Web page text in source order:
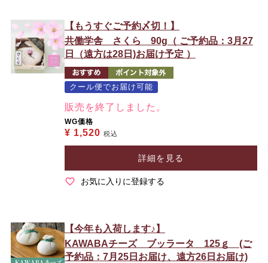
【もうすぐご予約〆切！】
共働学舎 さくら 90g（ ご予約品：3月27
日（遠方は28日)お届け予定 ）
クール便でお届け可能
販売を終了しました。
WG価格
¥ 1,520 税込
詳細を見る
お気に入りに登録する
【今年も入荷します♪】
KAWABAチーズ ブッラータ 125ｇ (ご
予約品：7月25日お届け、遠方26日お届け)